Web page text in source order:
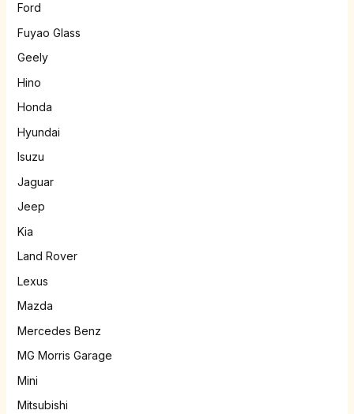
Ford
Fuyao Glass
Geely
Hino
Honda
Hyundai
Isuzu
Jaguar
Jeep
Kia
Land Rover
Lexus
Mazda
Mercedes Benz
MG Morris Garage
Mini
Mitsubishi